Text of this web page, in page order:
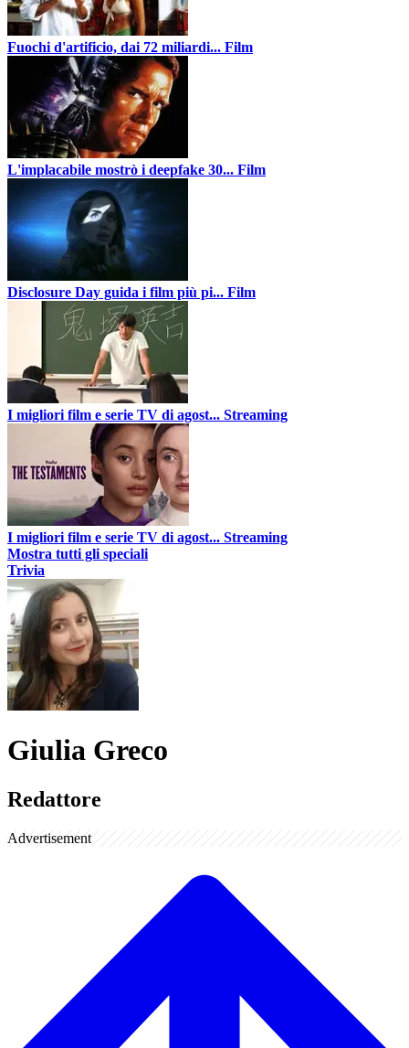
Fuochi d'artificio, dai 72 miliardi... Film
L'implacabile mostrò i deepfake 30... Film
Disclosure Day guida i film più pi... Film
I migliori film e serie TV di agost... Streaming
I migliori film e serie TV di agost... Streaming
Mostra tutti gli speciali
Trivia
Giulia Greco
Redattore
Advertisement